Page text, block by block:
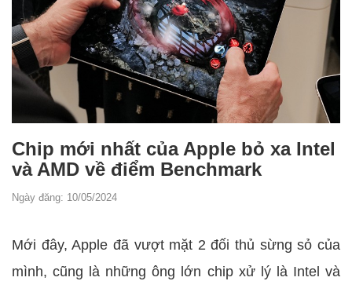
Chip mới nhất của Apple bỏ xa Intel
và AMD về điểm Benchmark
Ngày đăng: 10/05/2024
Mới đây, Apple đã vượt mặt 2 đối thủ sừng sỏ của
mình, cũng là những ông lớn chip xử lý là Intel và